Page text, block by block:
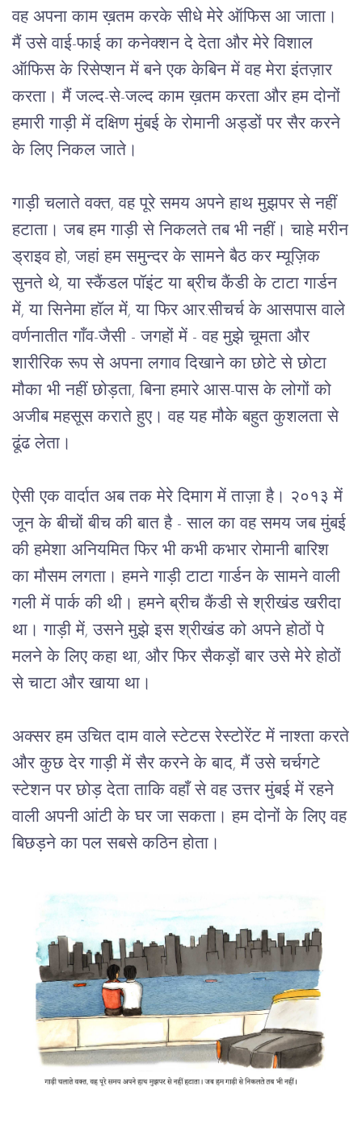
वह अपना काम ख़तम करके सीधे मेरे ऑफिस आ जाता।
मैं उसे वाई-फाई का कनेक्शन दे देता और मेरे विशाल
ऑफिस के रिसेप्शन में बने एक केबिन में वह मेरा इंतज़ार
करता। मैं जल्द-से-जल्द काम ख़तम करता और हम दोनों
हमारी गाड़ी में दक्षिण मुंबई के रोमानी अड्डों पर सैर करने
के लिए निकल जाते।
गाड़ी चलाते वक्त, वह पूरे समय अपने हाथ मुझपर से नहीं
हटाता। जब हम गाड़ी से निकलते तब भी नहीं। चाहे मरीन
ड्राइव हो, जहां हम समुन्दर के सामने बैठ कर म्यूज़िक
सुनते थे, या स्कैंडल पॉइंट या ब्रीच कैंडी के टाटा गार्डन
में, या सिनेमा हॉल में, या फिर आर.सीचर्च के आसपास वाले
वर्णनातीत गाँव-जैसी - जगहों में - वह मुझे चूमता और
शारीरिक रूप से अपना लगाव दिखाने का छोटे से छोटा
मौका भी नहीं छोड़ता, बिना हमारे आस-पास के लोगों को
अजीब महसूस कराते हुए। वह यह मौके बहुत कुशलता से
ढूंढ लेता।
ऐसी एक वार्दात अब तक मेरे दिमाग में ताज़ा है। २०१३ में
जून के बीचों बीच की बात है - साल का वह समय जब मुंबई
की हमेशा अनियमित फिर भी कभी कभार रोमानी बारिश
का मौसम लगता। हमने गाड़ी टाटा गार्डन के सामने वाली
गली में पार्क की थी। हमने ब्रीच कैंडी से श्रीखंड खरीदा
था। गाड़ी में, उसने मुझे इस श्रीखंड को अपने होठों पे
मलने के लिए कहा था, और फिर सैकड़ों बार उसे मेरे होठों
से चाटा और खाया था।
अक्सर हम उचित दाम वाले स्टेटस रेस्टोरेंट में नाश्ता करते
और कुछ देर गाड़ी में सैर करने के बाद, मैं उसे चर्चगटे
स्टेशन पर छोड़ देता ताकि वहाँ से वह उत्तर मुंबई में रहने
वाली अपनी आंटी के घर जा सकता। हम दोनों के लिए वह
बिछड़ने का पल सबसे कठिन होता।